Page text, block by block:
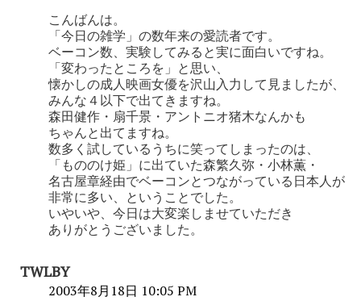
こんばんは。
「今日の雑学」の数年来の愛読者です。
ベーコン数、実験してみると実に面白いですね。
「変わったところを」と思い、
懐かしの成人映画女優を沢山入力して見ましたが、
みんな４以下で出てきますね。
森田健作・扇千景・アントニオ猪木なんかも
ちゃんと出てますね。
数多く試しているうちに笑ってしまったのは、
「もののけ姫」に出ていた森繁久弥・小林薫・
名古屋章経由でベーコンとつながっている日本人が
非常に多い、ということでした。
いやいや、今日は大変楽しませていただき
ありがとうございました。
TWLBY
2003年8月18日 10:05 PM